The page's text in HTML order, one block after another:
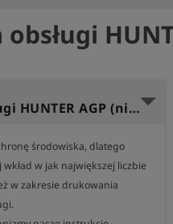
Instrukcja obsługi HUNTER AGP (niemiecki)
środowiska, dlatego
w jak największej liczbie
w zakresie drukowania